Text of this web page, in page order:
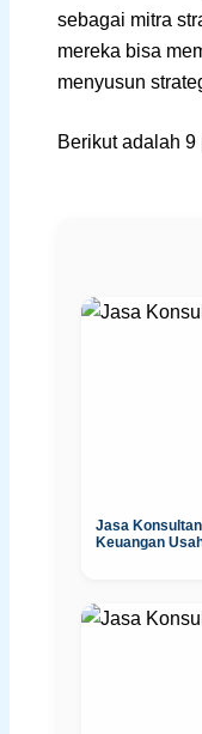
sebagai mitra
mereka bisa
menyusun
Berikut adalah
Jasa
Keuangan